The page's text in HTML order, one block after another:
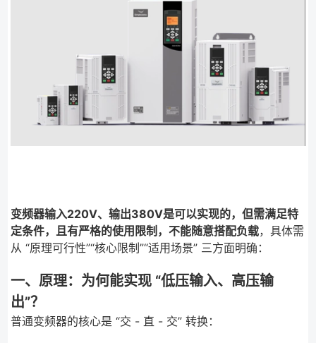
变频器输入220V、输出380V是可以实现的，但需满足特
定条件，且有严格的使用限制，不能随意搭配负载，具体需
从 “原理可行性”“核心限制”“适用场景” 三方面明确：
一、原理：为何能实现 “低压输入、高压输
出”？
普通变频器的核心是 “交 - 直 - 交” 转换：